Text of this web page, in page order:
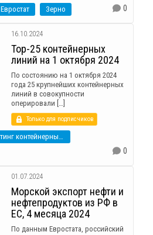
Евростат Зерно 0
16.10.2024
Top-25 контейнерных
линий на 1 октября 2024
По состоянию на 1 октября 2024
года 25 крупнейших контейнерных
линий в совокупности
оперировали […]
Только для подписчиков
рейтинг контейнерных линий
0
01.07.2024
Морской экспорт нефти и
нефтепродуктов из РФ в
ЕС, 4 месяца 2024
По данным Евростата, российский